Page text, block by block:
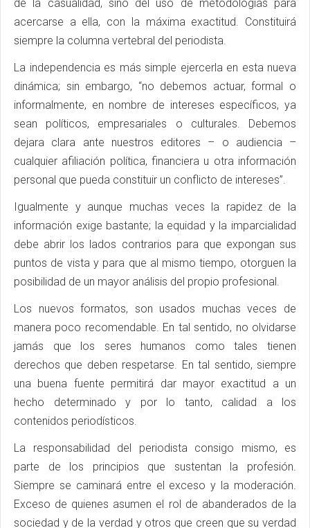
de la casualidad, sino del uso de metodologías para
acercarse a ella, con la máxima exactitud. Constituirá
siempre la columna vertebral del periodista.
La independencia es más simple ejercerla en esta nueva
dinámica; sin embargo, “no debemos actuar, formal o
informalmente, en nombre de intereses específicos, ya
sean políticos, empresariales o culturales. Debemos
dejara clara ante nuestros editores – o audiencia –
cualquier afiliación política, financiera u otra información
personal que pueda constituir un conflicto de intereses”.
Igualmente y aunque muchas veces la rapidez de la
información exige bastante; la equidad y la imparcialidad
debe abrir los lados contrarios para que expongan sus
puntos de vista y para que al mismo tiempo, otorguen la
posibilidad de un mayor análisis del propio profesional.
Los nuevos formatos, son usados muchas veces de
manera poco recomendable. En tal sentido, no olvidarse
jamás que los seres humanos como tales tienen
derechos que deben respetarse. En tal sentido, siempre
una buena fuente permitirá dar mayor exactitud a un
hecho determinado y por lo tanto, calidad a los
contenidos periodísticos.
La responsabilidad del periodista consigo mismo, es
parte de los principios que sustentan la profesión.
Siempre se caminará entre el exceso y la moderación.
Exceso de quienes asumen el rol de abanderados de la
sociedad y de la verdad y otros que creen que su verdad